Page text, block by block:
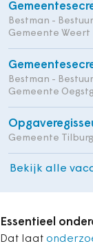
Bestman -
Gemeente Weert
Bestman -
Gemeente
Gemeente Tilburg
Bekijk alle
Essentieel
Dat laat